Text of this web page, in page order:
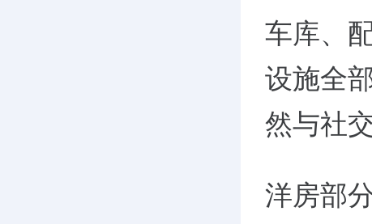
车库、
设施全
然与社
洋房部